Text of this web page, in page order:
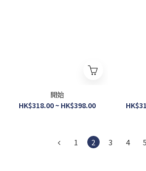
開始
HK$318.00 ~ HK$398.00
1 2 3 4 5